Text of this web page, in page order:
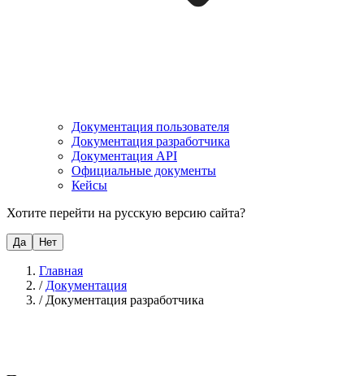
Документация пользователя
Документация разработчика
Документация API
Официальные документы
Кейсы
Хотите перейти на русскую версию сайта?
Да Нет
Главная
/ Документация
/ Документация разработчика